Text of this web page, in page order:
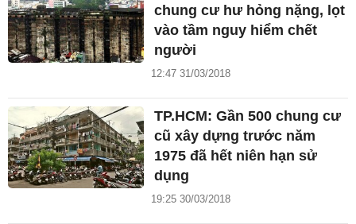
chung cư hư hỏng nặng, lọt
vào tầm nguy hiểm chết
người
12:47 31/03/2018
TP.HCM: Gần 500 chung cư
cũ xây dựng trước năm
1975 đã hết niên hạn sử
dụng
19:25 30/03/2018